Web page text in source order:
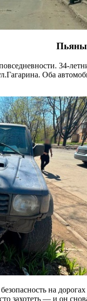
34-
Оба
на
захотеть — и он